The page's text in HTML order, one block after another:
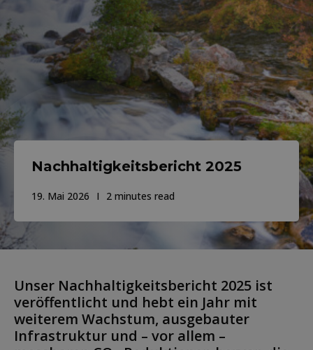
Nachhaltigkeitsbericht 2025
19. Mai 2026 2 minutes read
Unser Nachhaltigkeitsbericht 2025 ist
veröffentlicht und hebt ein Jahr mit
weiterem Wachstum, ausgebauter
Infrastruktur und – vor allem –